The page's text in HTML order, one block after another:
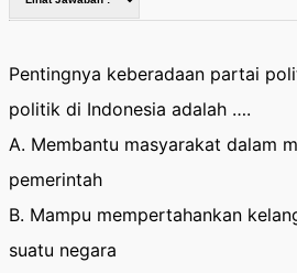
Pentingnya keberadaan partai
politik di Indonesia adalah ….
A. Membantu masyarakat dalam
pemerintah
B. Mampu mempertahankan
suatu negara